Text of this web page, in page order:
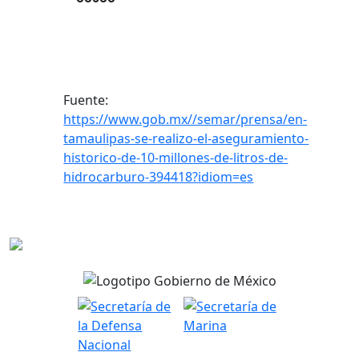
Fuente:
https://www.gob.mx//semar/prensa/en-
tamaulipas-se-realizo-el-aseguramiento-
historico-de-10-millones-de-litros-de-
hidrocarburo-394418?idiom=es